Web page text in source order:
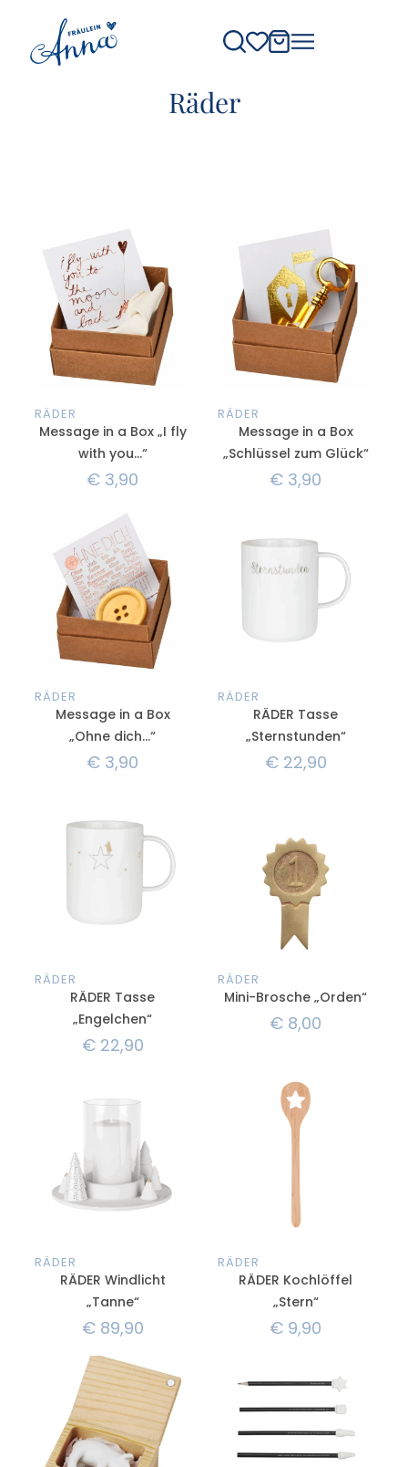
Räder
RÄDER
Message in a Box „I fly
with you…“
€ 3,90
RÄDER
Message in a Box
„Schlüssel zum Glück“
€ 3,90
RÄDER
Message in a Box
„Ohne dich…“
€ 3,90
RÄDER
RÄDER Tasse
„Sternstunden“
€22,90
RÄDER
RÄDER Tasse
„Engelchen“
€22,90
RÄDER
Mini-Brosche „Orden“
€ 8,00
RÄDER
RÄDER Windlicht
„Tanne“
€89,90
RÄDER
RÄDER Kochlöffel
„Stern“
€ 9,90